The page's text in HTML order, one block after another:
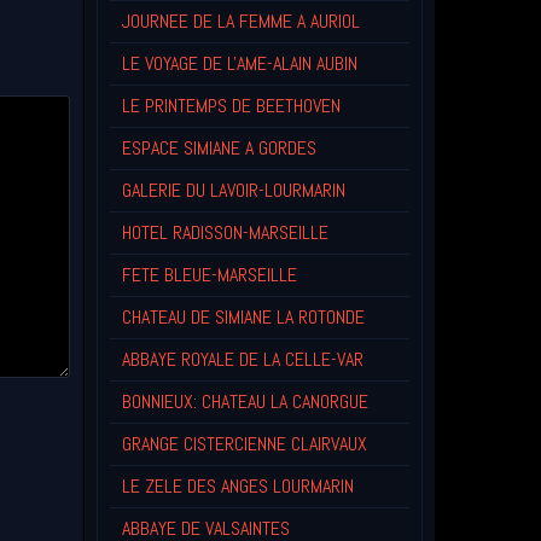
JOURNEE DE LA FEMME A AURIOL
LE VOYAGE DE L'AME-ALAIN AUBIN
LE PRINTEMPS DE BEETHOVEN
ESPACE SIMIANE A GORDES
GALERIE DU LAVOIR-LOURMARIN
HOTEL RADISSON-MARSEILLE
FETE BLEUE-MARSEILLE
CHATEAU DE SIMIANE LA ROTONDE
ABBAYE ROYALE DE LA CELLE-VAR
BONNIEUX: CHATEAU LA CANORGUE
GRANGE CISTERCIENNE CLAIRVAUX
LE ZELE DES ANGES LOURMARIN
ABBAYE DE VALSAINTES